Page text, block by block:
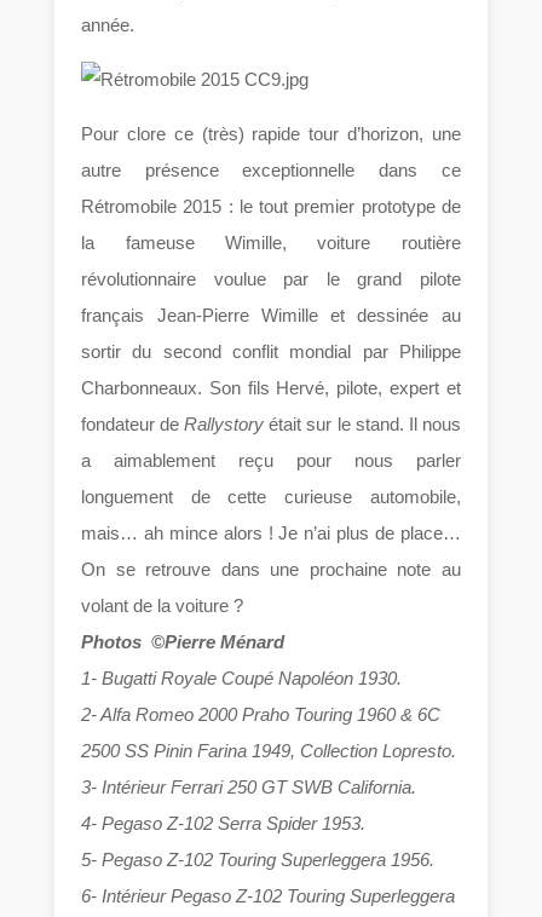
année.
Pour clore ce (très) rapide tour d’horizon, une
autre présence exceptionnelle dans ce
Rétromobile 2015 : le tout premier prototype de
la fameuse Wimille, voiture routière
révolutionnaire voulue par le grand pilote
français Jean-Pierre Wimille et dessinée au
sortir du second conflit mondial par Philippe
Charbonneaux. Son fils Hervé, pilote, expert et
fondateur deRallystory était sur le stand. Il nous
a aimablement reçu pour nous parler
longuement de cette curieuse automobile,
mais… ah mince alors ! Je n’ai plus de place…
On se retrouve dans une prochaine note au
volant de la voiture ?
Photos ©Pierre Ménard
1- Bugatti Royale Coupé Napoléon 1930.
2- Alfa Romeo 2000 Praho Touring 1960 & 6C
2500 SS Pinin Farina 1949, Collection Lopresto.
3- Intérieur Ferrari 250 GT SWB California.
4- Pegaso Z-102 Serra Spider 1953.
5- Pegaso Z-102 Touring Superleggera 1956.
6- Intérieur Pegaso Z-102 Touring Superleggera